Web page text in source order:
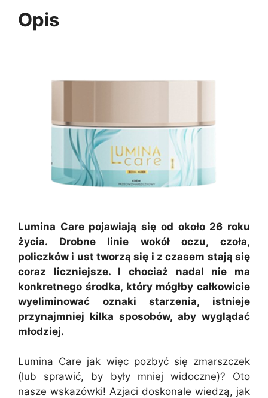
Opis
Lumina Care pojawiają się od około 26 roku
życia. Drobne linie wokół oczu, czoła,
policzków i ust tworzą się i z czasem stają się
coraz liczniejsze. I chociaż nadal nie ma
konkretnego środka, który mógłby całkowicie
wyeliminować oznaki starzenia, istnieje
przynajmniej kilka sposobów, aby wyglądać
młodziej.
Lumina Care jak więc pozbyć się zmarszczek
(lub sprawić, by były mniej widoczne)? Oto
nasze wskazówki! Azjaci doskonale wiedzą, jak